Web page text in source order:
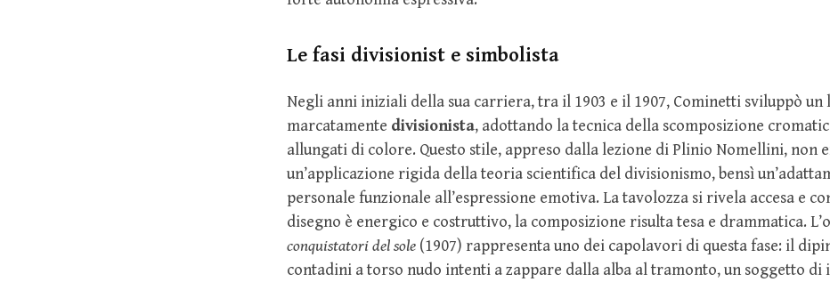
Le fasi divisionist e simbolista
Negli anni iniziali della sua carriera, tra il 1903 e il 1907, Cominetti sviluppò un
marcatamente divisionista, adottando la tecnica della scomposizione
allungati di colore. Questo stile, appreso dalla lezione di Plinio Nomellini, non
un’applicazione rigida della teoria scientifica del divisionismo, bensì
personale funzionale all’espressione emotiva. La tavolozza si rivela accesa e
disegno è energico e costruttivo, la composizione risulta tesa e drammatica.
conquistatori del sole (1907) rappresenta uno dei capolavori di questa fase: il
contadini a torso nudo intenti a zappare dalla alba al tramonto, un soggetto di